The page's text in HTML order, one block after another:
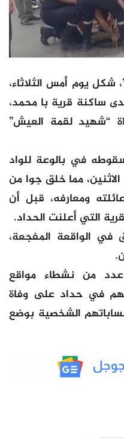
شكل يوم أمس الثلاثاء،
ساكنة قرية با محمد،
“شهيد لقمة العيش”
في بالوعة للواد
مما خلق جوا من
ومعارفه، قبل أن
التي أعلنت الحداد.
في الواقعة المفجعة،
عدد من نشطاء مواقع
في حداد على وفاة
الشخصية بوضع